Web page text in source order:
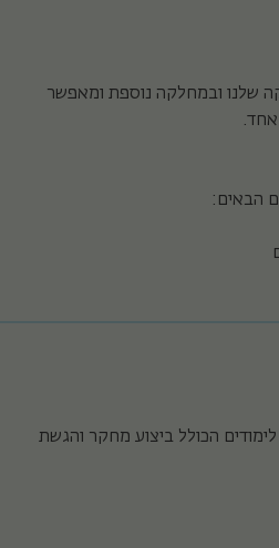
שלנו ובמחלקה נוספת ומאפשר
אחד.
הבאים:
הכולל ביצוע מחקר והגשת